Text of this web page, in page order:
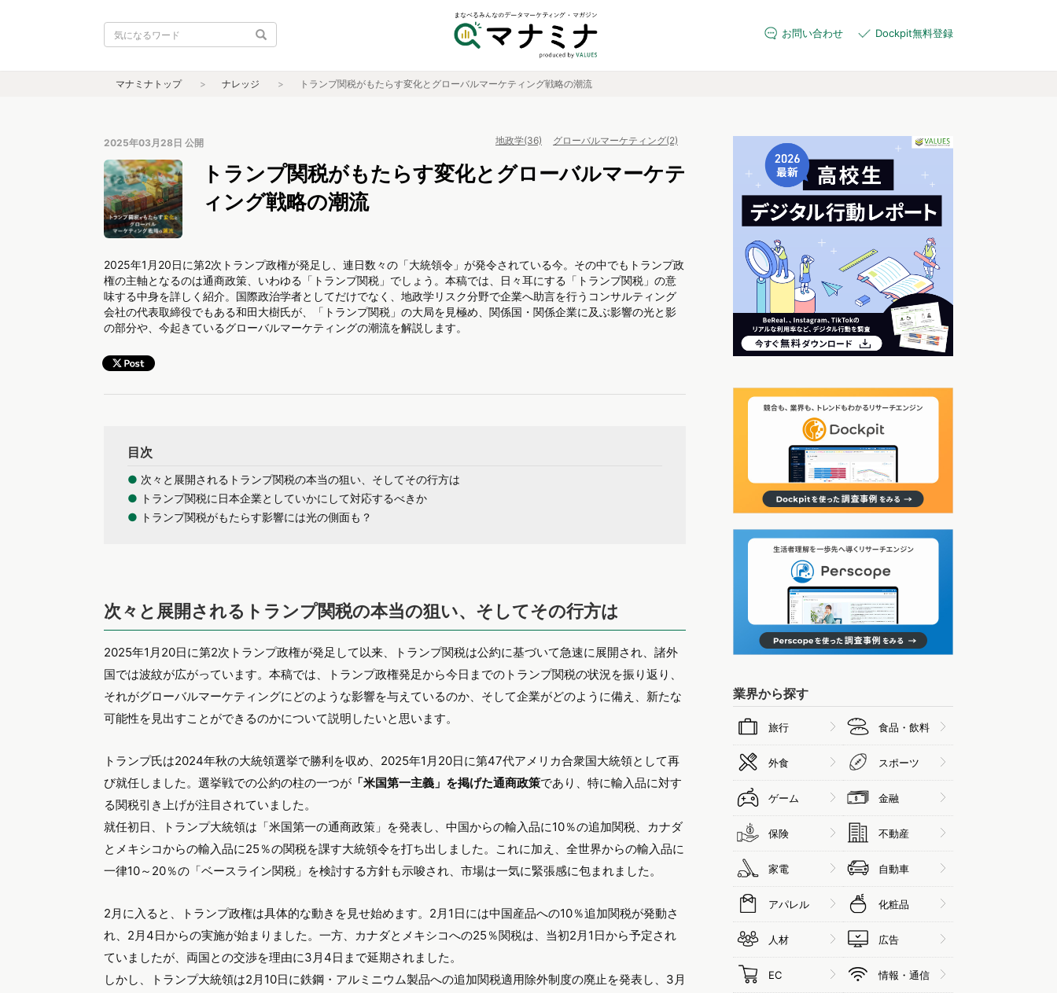
お問い合わせ Dockpit無料登録
マナミナトップ ナレッジ トランプ関税がもたらす変化とグローバルマーケティング戦略の潮流
2025年03月28日 公開 地政学(36) グローバルマーケティング(2)
トランプ関税がもたらす変化とグローバルマーケテ
ィング戦略の潮流
2025年1月20日に第2次トランプ政権が発足し、連日数々の「大統領令」が発令されている今。その中でもトランプ政
権の主軸となるのは通商政策、いわゆる「トランプ関税」でしょう。本稿では、日々耳にする「トランプ関税」の意
味する中身を詳しく紹介。国際政治学者としてだけでなく、地政学リスク分野で企業へ助言を行うコンサルティング
会社の代表取締役でもある和田大樹氏が、「トランプ関税」の大局を見極め、関係国・関係企業に及ぶ影響の光と影
の部分や、今起きているグローバルマーケティングの潮流を解説します。
目次
● 次々と展開されるトランプ関税の本当の狙い、そしてその行方は
● トランプ関税に日本企業としていかにして対応するべきか
● トランプ関税がもたらす影響には光の側面も？
次々と展開されるトランプ関税の本当の狙い、そしてその行方は
2025年1月20日に第2次トランプ政権が発足して以来、トランプ関税は公約に基づいて急速に展開され、諸外
国では波紋が広がっています。本稿では、トランプ政権発足から今日までのトランプ関税の状況を振り返り、
それがグローバルマーケティングにどのような影響を与えているのか、そして企業がどのように備え、新たな
可能性を見出すことができるのかについて説明したいと思います。
トランプ氏は2024年秋の大統領選挙で勝利を収め、2025年1月20日に第47代アメリカ合衆国大統領として再
び就任しました。選挙戦での公約の柱の一つが 「米国第一主義」を掲げた通商政策であり、特に輸入品に対す
る関税引き上げが注目されていました。
就任初日、トランプ大統領は「米国第一の通商政策」を発表し、中国からの輸入品に10％の追加関税、カナダ
とメキシコからの輸入品に25％の関税を課す大統領令を打ち出しました。これに加え、全世界からの輸入品に
一律10～20％の「ベースライン関税」を検討する方針も示唆され、市場は一気に緊張感に包まれました。
2月に入ると、トランプ政権は具体的な動きを見せ始めます。2月1日には中国産品への10％追加関税が発動さ
れ、2月4日からの実施が始まりました。一方、カナダとメキシコへの25％関税は、当初2月1日から予定され
ていましたが、両国との交渉を理由に3月4日まで延期されました。
しかし、トランプ大統領は2月10日に鉄鋼・アルミニウム製品への追加関税適用除外制度の廃止を発表し、3月
業界から探す
旅行 食品・飲料
外食 スポーツ
ゲーム 金融
保険 不動産
家電 自動車
アパレル 化粧品
人材 広告
EC 情報・通信